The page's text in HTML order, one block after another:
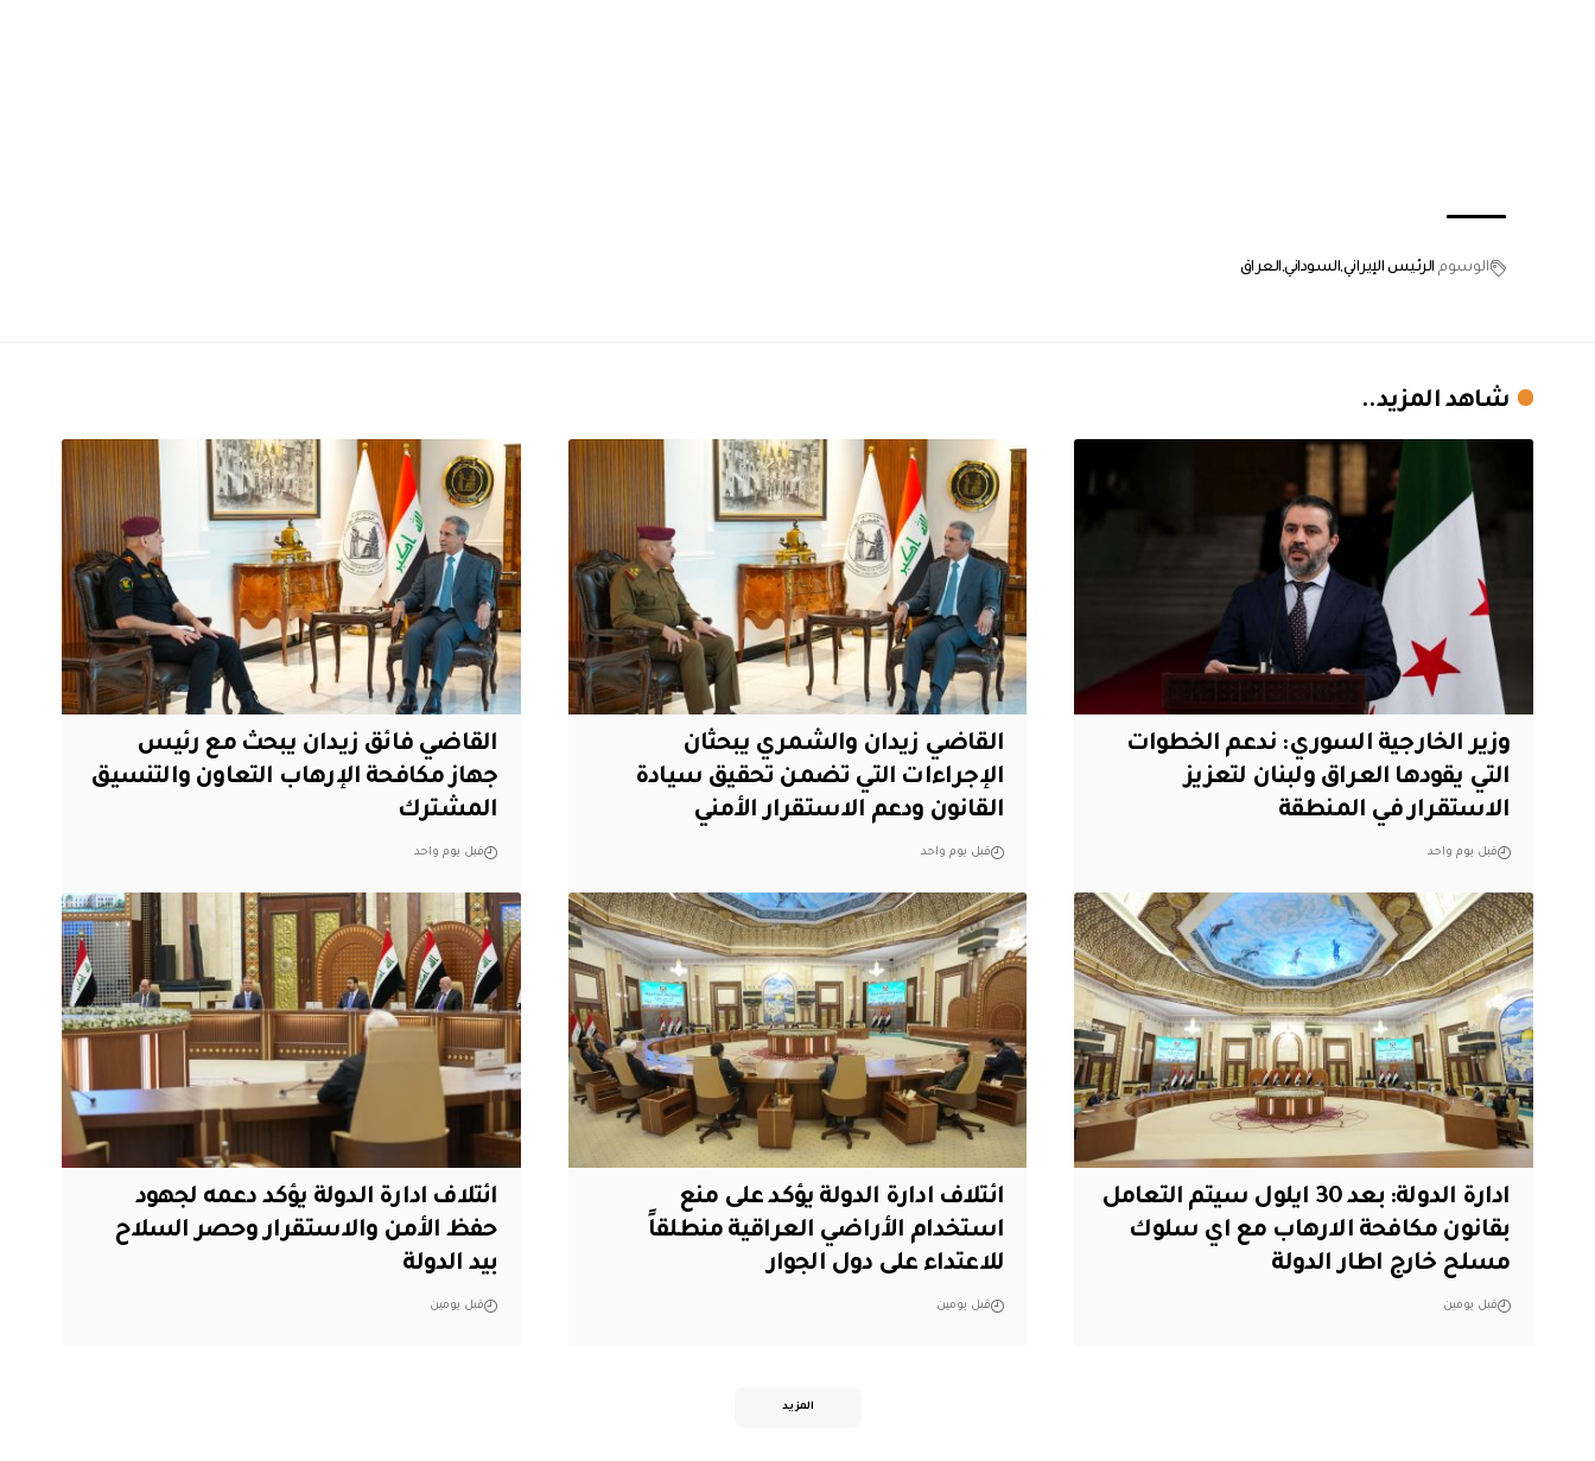
الوسوم الرئيس الإيراني السوداني العراق
شاهد المزيد..
وزير الخارجية السوري: ندعم الخطوات
التي يقودها العراق ولبنان لتعزيز
الاستقرار في المنطقة
قبل يوم واحد
القاضي زيدان والشمري يبحثان
الإجراءات التي تضمن تحقيق سيادة
القانون ودعم الاستقرار الأمني
قبل يوم واحد
القاضي فائق زيدان يبحث مع رئيس
جهاز مكافحة الإرهاب التعاون والتنسيق
المشترك
قبل يوم واحد
ادارة الدولة: بعد 30 ايلول سيتم التعامل
بقانون مكافحة الارهاب مع اي سلوك
مسلح خارج اطار الدولة
قبل يومين
ائتلاف ادارة الدولة يؤكد على منع
استخدام الأراضي العراقية منطلقاً
للاعتداء على دول الجوار
قبل يومين
ائتلاف ادارة الدولة يؤكد دعمه لجهود
حفظ الأمن والاستقرار وحصر السلاح
بيد الدولة
قبل يومين
المزيد